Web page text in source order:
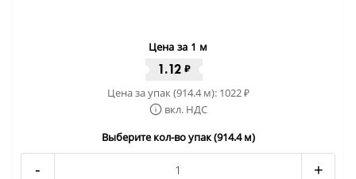
Цена за 1 м
1.12 ₽
Цена за упак (914.4 м): 1022₽
вкл. НДС
Выберите кол-во упак (914.4 м)
- +